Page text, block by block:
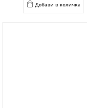
Добави в количка